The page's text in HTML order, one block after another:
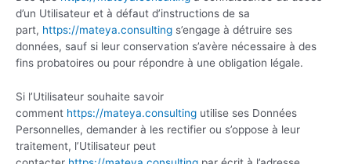
d’un Utilisateur et à défaut d’instructions de sa
part, https://mateya.consulting s’engage à détruire ses
données, sauf si leur conservation s’avère nécessaire à des
fins probatoires ou pour répondre à une obligation légale.
Si l’Utilisateur souhaite savoir
comment https://mateya.consulting utilise ses Données
Personnelles, demander à les rectifier ou s’oppose à leur
traitement, l’Utilisateur peut